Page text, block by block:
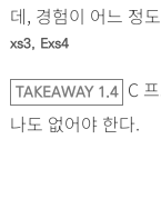
데, 경험이 어느 정
xs3, Exs4
TAKEAWAY 1.4
C
나도 없어야 한다.